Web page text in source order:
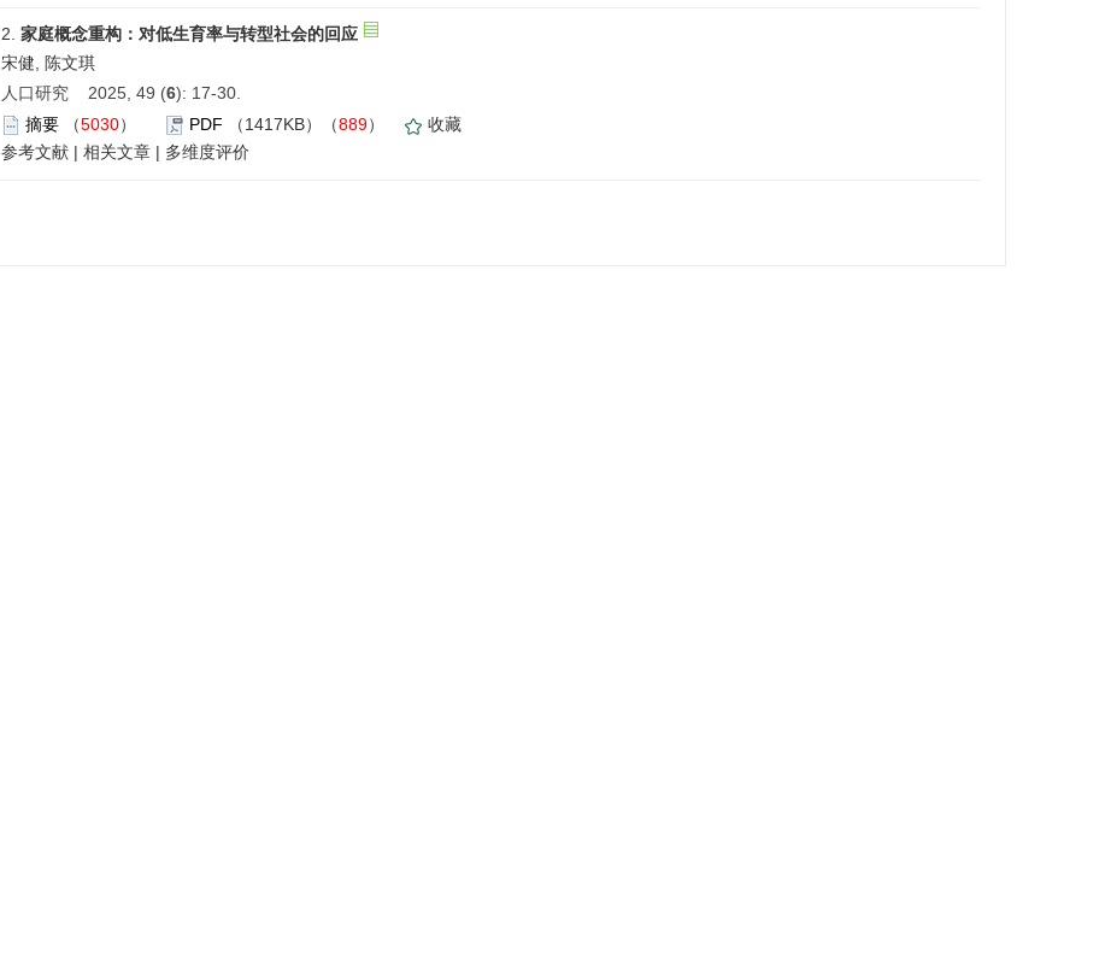
2. 家庭概念重构：对低生育率与转型社会的回应
宋健, 陈文琪
人口研究 2025, 49 (6): 17-30.
摘要 （5030） PDF （1417KB）（889）
收藏
参考文献 | 相关文章 | 多维度评价